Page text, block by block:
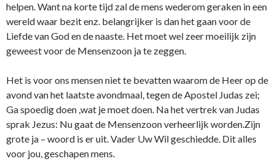
helpen. Want na korte tijd zal de mens wederom geraken in een
wereld waar bezit enz. belangrijker is dan het gaan voor de
Liefde van God en de naaste. Het moet wel zeer moeilijk zijn
geweest voor de Mensenzoon ja te zeggen.
Het is voor o­ns mensen niet te bevatten waarom de Heer op de
avond van het laatste avondmaal, tegen de Apostel Judas zei;
Ga spoedig doen ,wat je moet doen. Na het vertrek van Judas
sprak Jezus: Nu gaat de Mensenzoon verheerlijk worden.Zijn
grote ja – woord is er uit. Vader Uw Wil geschiedde. Dit alles
voor jou, geschapen mens.